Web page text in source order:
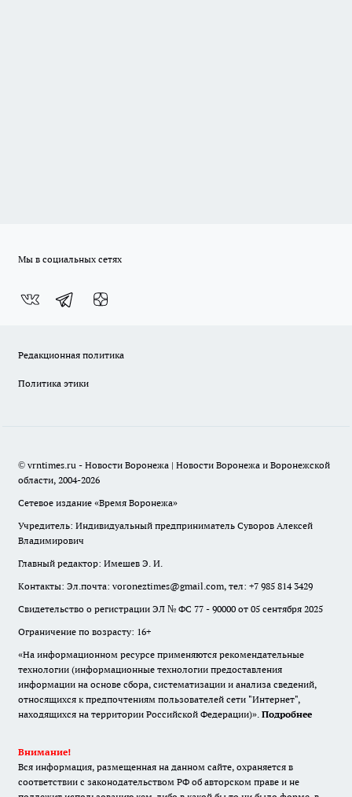
Мы в социальных сетях
Редакционная политика
Политика этики
© vrntimes.ru - Новости Воронежа | Новости Воронежа и Воронежской
области, 2004-2026
Сетевое издание «Время Воронежа»
Учредитель: Индивидуальный предприниматель Суворов Алексей
Владимирович
Главный редактор: Имешев Э. И.
Контакты: Эл.почта: voroneztimes@gmail.com, тел: +7 985 814 3429
Свидетельство о регистрации ЭЛ № ФС 77 - 90000 от 05 сентября 2025
Ограничение по возрасту: 16+
«На информационном ресурсе применяются рекомендательные
технологии (информационные технологии предоставления
информации на основе сбора, систематизации и анализа сведений,
относящихся к предпочтениям пользователей сети "Интернет",
находящихся на территории Российской Федерации)». Подробнее
Внимание!
Вся информация, размещенная на данном сайте, охраняется в
соответствии с законодательством РФ об авторском праве и не